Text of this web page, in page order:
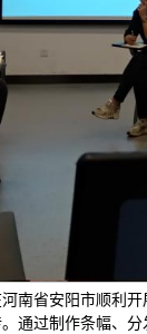
南省安阳市顺利
通过制作条幅、